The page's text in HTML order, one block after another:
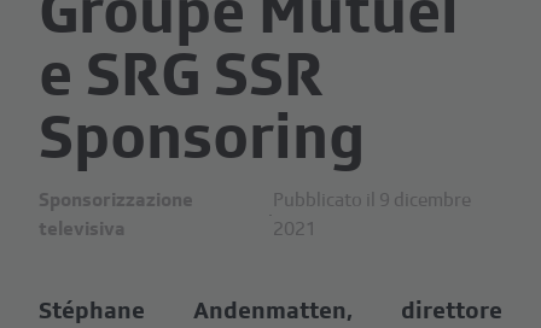
e SRG SSR
Sponsoring
Sponsorizzazione
televisiva
·
Pubblicato il 9 dicembre
2021
Stéphane Andenmatten, direttore